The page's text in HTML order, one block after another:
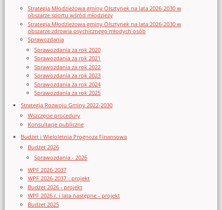
Strategia Młodzieżowa gminy Olsztynek na lata 2026-2030 w
obszarze sportu wśród młodzieży
Strategia Młodzieżowa gminy Olsztynek na lata 2026-2030 w
obszarze zdrowia psychicznego młodych osób
Sprawozdania
Sprawozdania za rok 2020
Sprawozdania za rok 2021
Sprawozdania za rok 2022
Sprawozdania za rok 2023
Sprawozdania za rok 2024
Sprawozdania za rok 2025
Strategia Rozwoju Gminy 2022-2030
Wszczęcie procedury
Konsultacje publiczne
Budżet i Wieloletnia Prognoza Finansowa
Budżet 2026
Sprawozdania - 2026
WPF 2026-2037
WPF 2026-2037 - projekt
Budżet 2026 - projekt
WPF 2026 r. i lata następne - projekt
Budżet 2025